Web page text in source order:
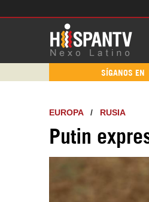
SÍGANOS EN
EUROPA/ RUSIA
Putin